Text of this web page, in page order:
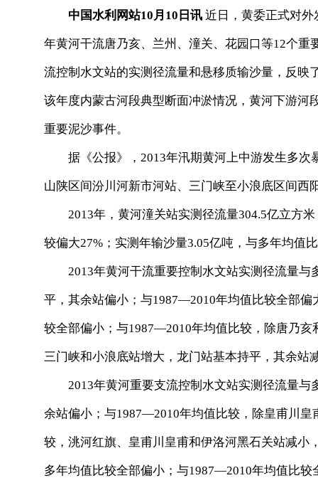
中国水利网站10月10日讯 近日，黄委正式对外
年黄河干流唐乃亥、兰州、潼关、花园口等12个
流控制水文站的实测径流量和悬移质输沙量，反
该年度内蒙古河段典型断面冲淤情况，黄河下游
重要泥沙事件。
据《公报》，2013年汛期黄河上中游发生多次
山陕区间汾川河新市河站、三门峡至小浪底区间西
2013年，黄河潼关站实测径流量304.5亿立方米
较偏大27%；实测年输沙量3.05亿吨，与多年均值
2013年黄河干流重要控制水文站实测径流量与
平，其余站偏小；与1987—2010年均值比较全部
较全部偏小；与1987—2010年均值比较，除唐乃
三门峡和小浪底站增大，龙门站基本持平，其余站
2013年黄河重要支流控制水文站实测径流量与
余站偏小；与1987—2010年均值比较，除皇甫川
较，洮河红旗、皇甫川皇甫和伊洛河黑石关站减
多年均值比较全部偏小；与1987—2010年均值比